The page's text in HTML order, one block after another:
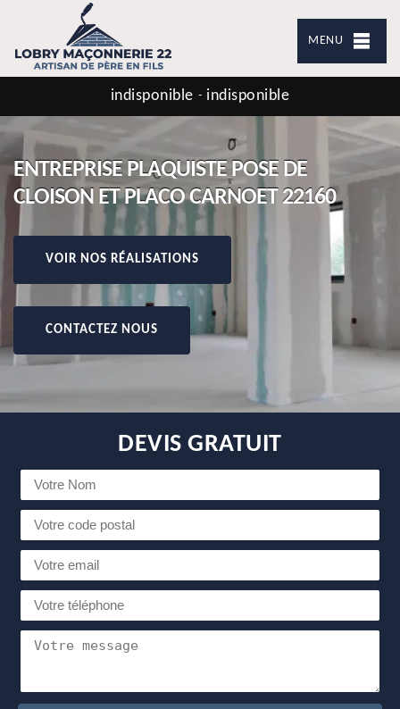
MENU
indisponible - indisponible
ENTREPRISE PLAQUISTE POSE DE
CLOISON ET PLACO CARNOET 22160
VOIR NOS RÉALISATIONS
CONTACTEZ NOUS
DEVIS GRATUIT